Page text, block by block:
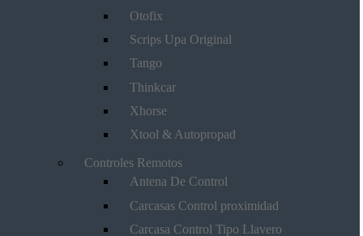
Otofix
Scrips Upa Original
Tango
Thinkcar
Xhorse
Xtool & Autopropad
Controles Remotos
Antena De Control
Carcasas Control proximidad
Carcasa Control Tipo Llavero